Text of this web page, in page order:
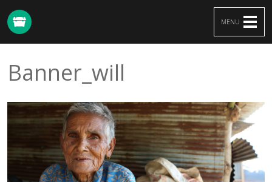
MENU
Banner_will
Banner_will